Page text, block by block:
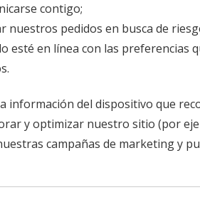
contigo;
nuestros pedidos en busca de
esté en línea con las
información del dispositivo que
y optimizar nuestro sitio (por
campañas de marketing y